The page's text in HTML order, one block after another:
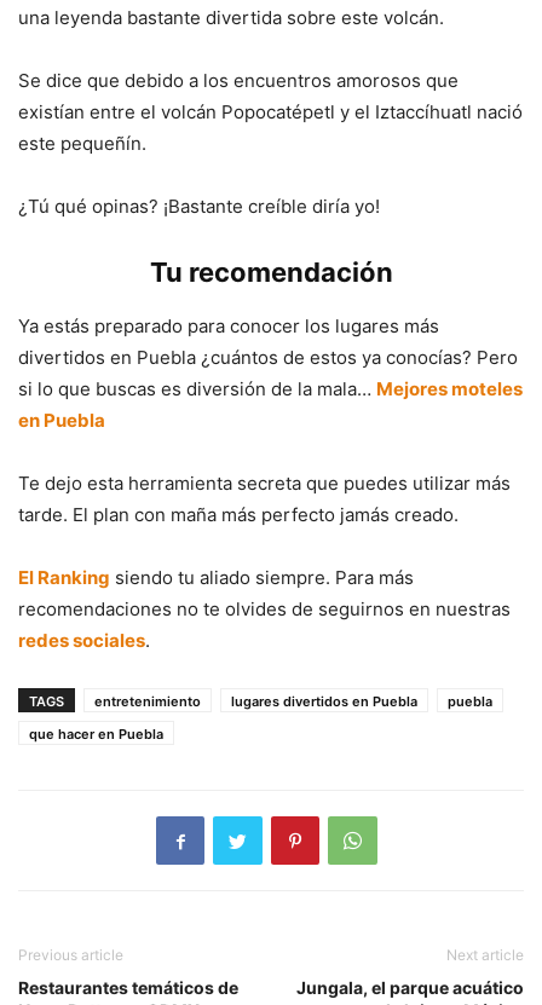
una leyenda bastante divertida sobre este volcán.
Se dice que debido a los encuentros amorosos que
existían entre el volcán Popocatépetl y el Iztaccíhuatl nació
este pequeñín.
¿Tú qué opinas? ¡Bastante creíble diría yo!
Tu recomendación
Ya estás preparado para conocer los lugares más
divertidos en Puebla ¿cuántos de estos ya conocías? Pero
si lo que buscas es diversión de la mala… Mejores moteles
en Puebla
Te dejo esta herramienta secreta que puedes utilizar más
tarde. El plan con maña más perfecto jamás creado.
El Ranking siendo tu aliado siempre. Para más
recomendaciones no te olvides de seguirnos en nuestras
redes sociales.
TAGS entretenimiento lugares divertidos en Puebla
puebla
que hacer en Puebla
Previous article
Restaurantes temáticos de
Next article
Jungala, el parque acuático